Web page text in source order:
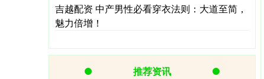
吉越配资 中产男性必看穿衣法则：大道至简，
魅力倍增！
推荐资讯